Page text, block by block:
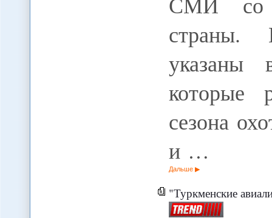
страны.
указаны
которые
сезона
и …
Дальше
"Туркменские